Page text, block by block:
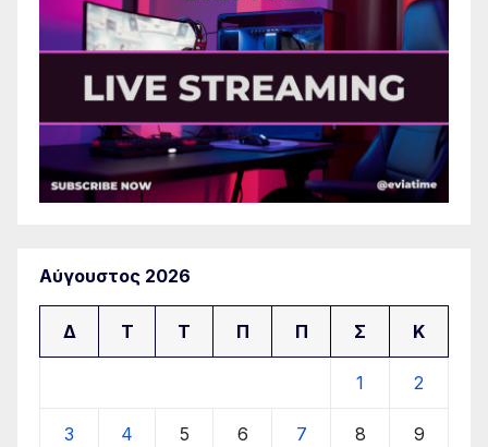
Αύγουστος 2026
Δ Τ Τ Π Π Σ Κ
1 2
3 4 5 6 7 8 9